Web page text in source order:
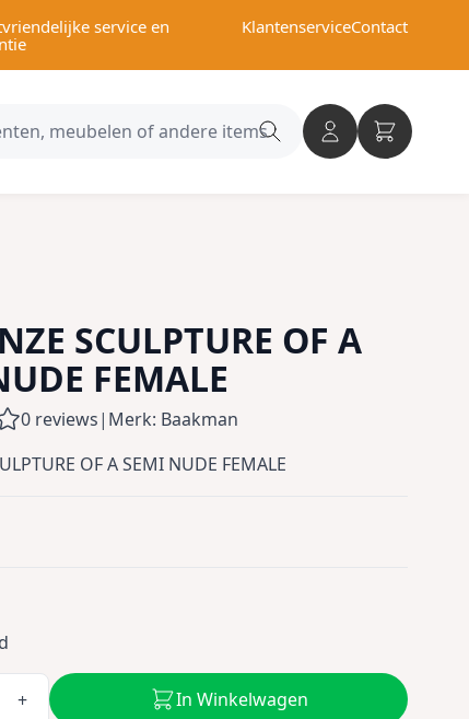
service en
KlantenserviceContact
Search
SCULPTURE OF A
FEMALE
0 reviews| Merk: Baakman
OF A SEMI NUDE FEMALE
+ In Winkelwagen